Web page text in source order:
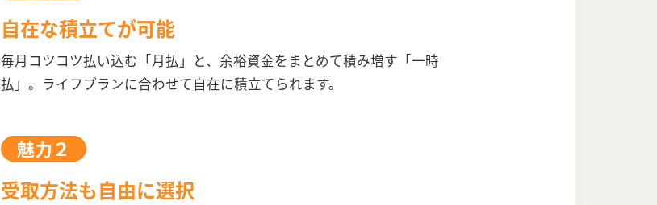
自在な積立てが可能
毎月コツコツ払い込む「月払」と、余裕資金をまとめて積み増す「一時
払」。ライフプランに合わせて自在に積立てられます。
魅力２
受取方法も自由に選択